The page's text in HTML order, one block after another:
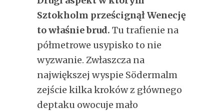
Sztokholm prześcignął Wenecję
to właśnie brud. Tu trafienie na
półmetrowe usypisko to nie
wyzwanie. Zwłaszcza na
największej wyspie Södermalm
zejście kilka kroków z głównego
deptaku owocuje mało